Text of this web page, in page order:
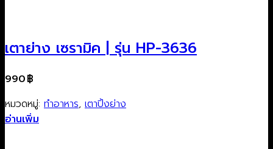
เตาย่าง เซรามิค | รุ่น HP-3636
990฿
หมวดหมู่: ทำอาหาร, เตาปิ้งย่าง
อ่านเพิ่ม